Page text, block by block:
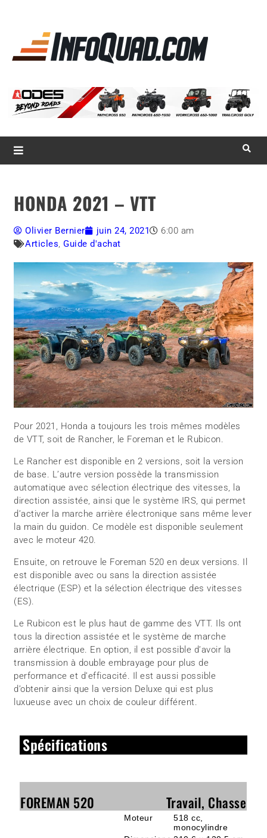
Magazine InfoQuad.com
HONDA 2021 – VTT
Olivier Bernier juin 24, 2021
6:00 am
Articles,Guide d'achat
Pour 2021, Honda a toujours les trois mêmes modèles
de VTT, soit de Rancher, le Foreman et le Rubicon.
Le Rancher est disponible en 2 versions, soit la version
de base. L’autre version possède la transmission
automatique avec sélection électrique des vitesses, la
direction assistée, ainsi que le système IRS, qui permet
d’activer la marche arrière électronique sans même lever
la main du guidon. Ce modèle est disponible seulement
avec le moteur 420.
Ensuite, on retrouve le Foreman 520 en deux versions. Il
est disponible avec ou sans la direction assistée
électrique (ESP) et la sélection électrique des vitesses
(ES).
Le Rubicon est le plus haut de gamme des VTT. Ils ont
tous la direction assistée et le système de marche
arrière électrique. En option, il est possible d’avoir la
transmission à double embrayage pour plus de
performance et d’efficacité. Il est aussi possible
d’obtenir ainsi que la version Deluxe qui est plus
luxueuse avec un choix de couleur différent.
Spécifications
FOREMAN 520 Travail, Chasse
Moteur
518 cc,
monocylindre